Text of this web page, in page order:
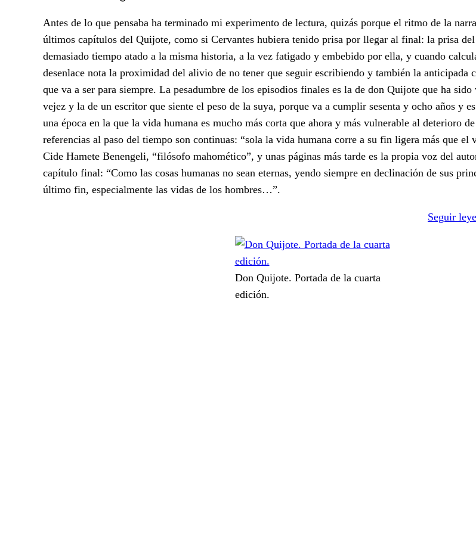
Antes de lo que pensaba ha terminado mi experimento de lectura, quizás porque el ritmo de la
últimos capítulos del Quijote, como si Cervantes hubiera tenido prisa por llegar al final: la prisa
demasiado tiempo atado a la misma historia, a la vez fatigado y embebido por ella, y cuando
desenlace nota la proximidad del alivio de no tener que seguir escribiendo y también la anticipada
que va a ser para siempre. La pesadumbre de los episodios finales es la de don Quijote que ha
vejez y la de un escritor que siente el peso de la suya, porque va a cumplir sesenta y ocho años y
una época en la que la vida humana es mucho más corta que ahora y más vulnerable al deterioro
referencias al paso del tiempo son continuas: “sola la vida humana corre a su fin ligera más que el
Cide Hamete Benengeli, “filósofo mahomético”, y unas páginas más tarde es la propia voz del
capítulo final: “Como las cosas humanas no sean eternas, yendo siempre en declinación de sus
último fin, especialmente las vidas de los hombres…”.
Seguir
Don Quijote. Portada de la cuarta
edición.